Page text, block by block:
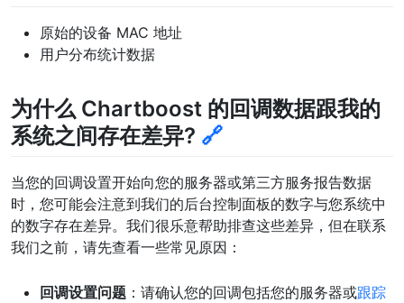
原始的设备 MAC 地址
用户分布统计数据
为什么 Chartboost 的回调数据跟我的
系统之间存在差异? 🔗
当您的回调设置开始向您的服务器或第三方服务报告数据
时，您可能会注意到我们的后台控制面板的数字与您系统中
的数字存在差异。我们很乐意帮助排查这些差异，但在联系
我们之前，请先查看一些常见原因：
回调设置问题 ：请确认您的回调包括您的服务器或跟踪